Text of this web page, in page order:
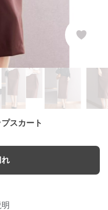
スカート
れ